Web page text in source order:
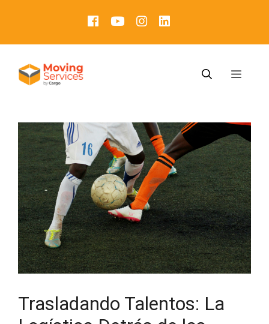
Trasladando Talentos: La